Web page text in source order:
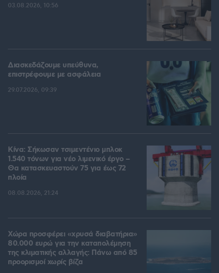
03.08.2026, 10:56
Διασκεδάζουμε υπεύθυνα,
επιστρέφουμε με ασφάλεια
29.07.2026, 09:39
Κίνα: Σήκωσαν τσιμεντένιο μπλοκ
1.540 τόνων για νέο λιμενικό έργο –
Θα κατασκευαστούν 75 για έως 72
πλοία
08.08.2026, 21:24
Χώρα προσφέρει «χρυσά διαβατήρια»
80.000 ευρώ για την καταπολέμηση
της κλιματικής αλλαγής: Πάνω από 85
προορισμοί χωρίς βίζα